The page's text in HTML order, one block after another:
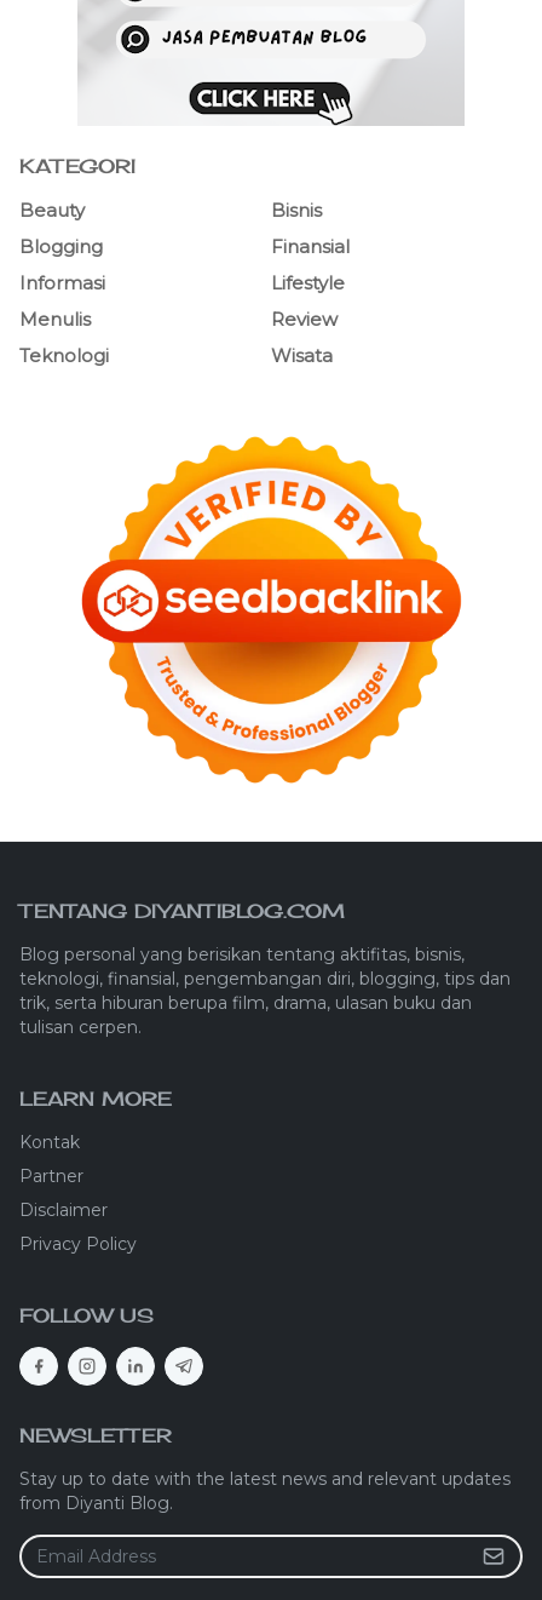
KATEGORI
Beauty
Bisnis
Blogging
Finansial
Informasi
Lifestyle
Menulis
Review
Teknologi
Wisata
TENTANG DIYANTIBLOG.COM
Blog personal yang berisikan tentang aktifitas, bisnis,
teknologi, finansial, pengembangan diri, blogging, tips dan
trik, serta hiburan berupa film, drama, ulasan buku dan
tulisan cerpen.
LEARN MORE
Kontak
Partner
Disclaimer
Privacy Policy
FOLLOW US
NEWSLETTER
Stay up to date with the latest news and relevant updates
from Diyanti Blog.